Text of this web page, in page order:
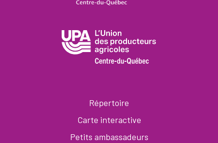
Répertoire
Carte interactive
Petits ambassadeurs